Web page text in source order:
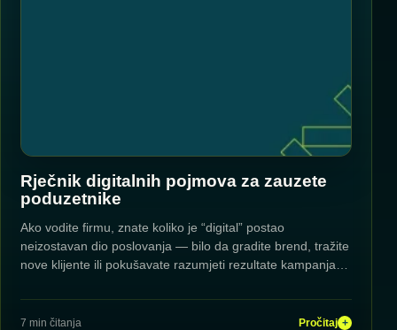
Rječnik digitalnih pojmova za zauzete
poduzetnike
Ako vodite firmu, znate koliko je “digital” postao
neizostavan dio poslovanja — bilo da gradite brend, tražite
nove klijente ili pokušavate razumjeti rezultate kampanja…
7 min čitanja Pročitaj +